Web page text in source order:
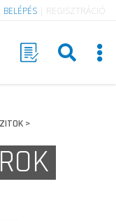
BELÉPÉS REGISZTRÁCIÓ
>